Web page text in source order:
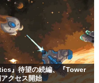
』待望の続編、『Tower
クセス開始